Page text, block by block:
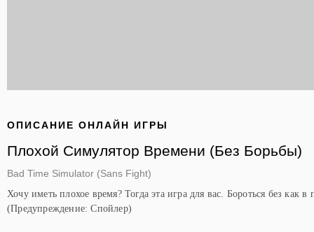
ОПИСАНИЕ ОНЛАЙН ИГРЫ
Плохой Симулятор Времени (Без Борьбы)
Bad Time Simulator (Sans Fight)
Хочу иметь плохое время? Тогда эта игра для вас. Бороться без как
(Предупреждение: Спойлер)